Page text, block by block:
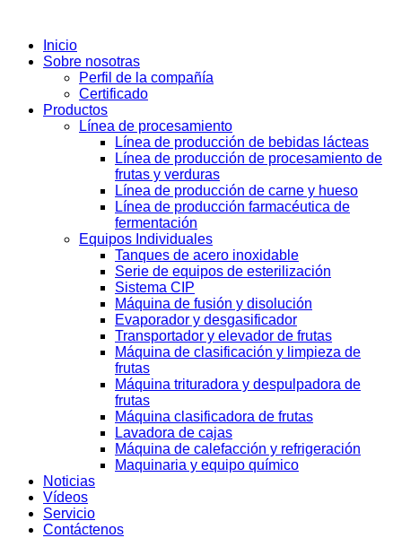
Inicio
Sobre nosotras
Perfil de la compañía
Certificado
Productos
Línea de procesamiento
Línea de producción de bebidas lácteas
Línea de producción de procesamiento de
frutas y verduras
Línea de producción de carne y hueso
Línea de producción farmacéutica de
fermentación
Equipos Individuales
Tanques de acero inoxidable
Serie de equipos de esterilización
Sistema CIP
Máquina de fusión y disolución
Evaporador y desgasificador
Transportador y elevador de frutas
Máquina de clasificación y limpieza de
frutas
Máquina trituradora y despulpadora de
frutas
Máquina clasificadora de frutas
Lavadora de cajas
Máquina de calefacción y refrigeración
Maquinaria y equipo químico
Noticias
Vídeos
Servicio
Contáctenos